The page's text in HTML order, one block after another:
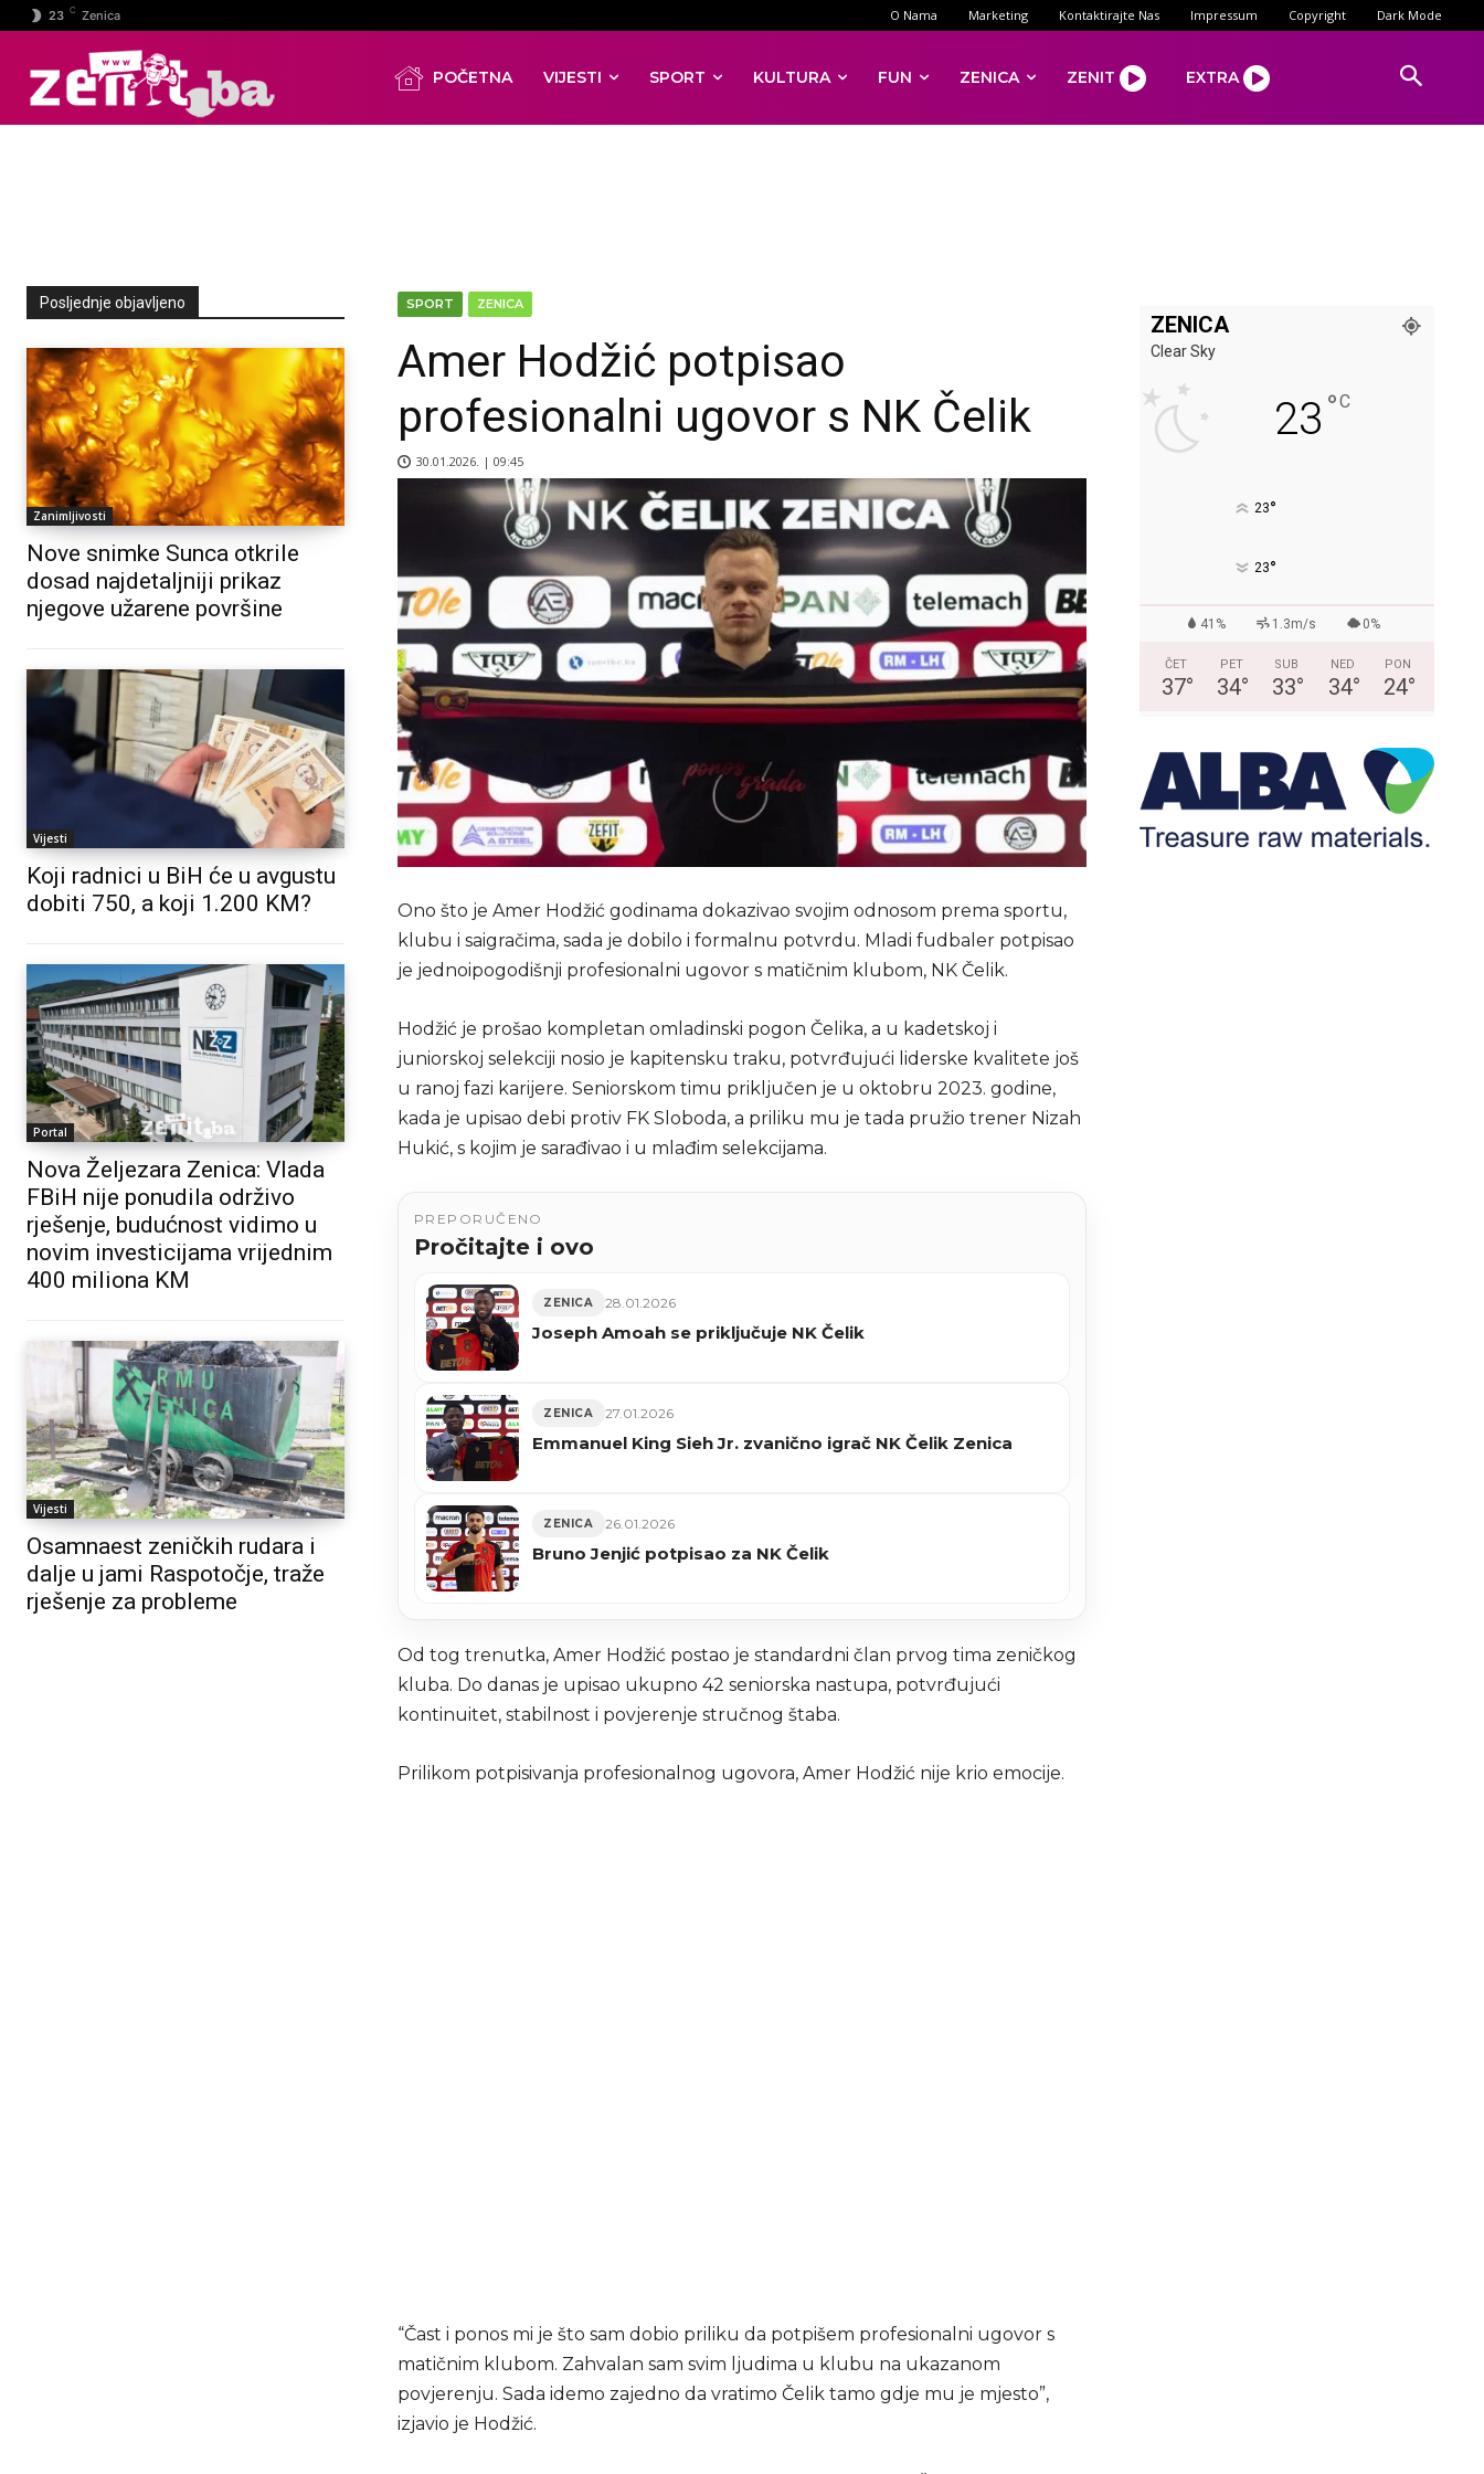
23 C Zenica O Nama Marketing Kontaktirajte Nas Impressum Copyright Dark Mode
POČETNA VIJESTI SPORT KULTURA FUN ZENICA ZENIT EXTRA
Posljednje objavljeno
Zanimljivosti
Nove snimke Sunca otkrile
dosad najdetaljniji prikaz
njegove užarene površine
Vijesti
Koji radnici u BiH će u avgustu
dobiti 750, a koji 1.200 KM?
Portal
Nova Željezara Zenica: Vlada
FBiH nije ponudila održivo
rješenje, budućnost vidimo u
novim investicijama vrijednim
400 miliona KM
Vijesti
Osamnaest zeničkih rudara i
dalje u jami Raspotočje, traže
rješenje za probleme
SPORT ZENICA
Amer Hodžić potpisao
profesionalni ugovor s NK Čelik
30.01.2026. | 09:45
Ono što je Amer Hodžić godinama dokazivao svojim odnosom prema sportu,
klubu i saigračima, sada je dobilo i formalnu potvrdu. Mladi fudbaler potpisao
je jednoipogodišnji profesionalni ugovor s matičnim klubom, NK Čelik.
Hodžić je prošao kompletan omladinski pogon Čelika, a u kadetskoj i
juniorskoj selekciji nosio je kapitensku traku, potvrđujući liderske kvalitete još
u ranoj fazi karijere. Seniorskom timu priključen je u oktobru 2023. godine,
kada je upisao debi protiv FK Sloboda, a priliku mu je tada pružio trener Nizah
Hukić, s kojim je sarađivao i u mlađim selekcijama.
PREPORUČENO
Pročitajte i ovo
ZENICA 28.01.2026
Joseph Amoah se priključuje NK Čelik
ZENICA 27.01.2026
Emmanuel King Sieh Jr. zvanično igrač NK Čelik Zenica
ZENICA 26.01.2026
Bruno Jenjić potpisao za NK Čelik
Od tog trenutka, Amer Hodžić postao je standardni član prvog tima zeničkog
kluba. Do danas je upisao ukupno 42 seniorska nastupa, potvrđujući
kontinuitet, stabilnost i povjerenje stručnog štaba.
Prilikom potpisivanja profesionalnog ugovora, Amer Hodžić nije krio emocije.
“Čast i ponos mi je što sam dobio priliku da potpišem profesionalni ugovor s
matičnim klubom. Zahvalan sam svim ljudima u klubu na ukazanom
povjerenju. Sada idemo zajedno da vratimo Čelik tamo gdje mu je mjesto”,
izjavio je Hodžić.
ZENICA
Clear Sky
23 °C
23°
23°
41% 1.3m/s 0%
ČET
37°
PET
34°
SUB
33°
NED
34°
PON
24°